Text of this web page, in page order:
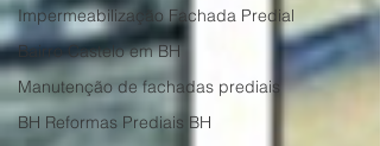
Impermeabilização Fachada Predial
Bairro Castelo em BH
Manutenção de fachadas prediais
BH Reformas Prediais BH